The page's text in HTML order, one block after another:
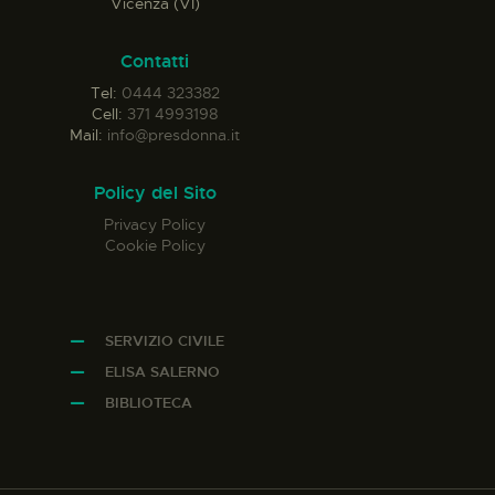
Contatti
Tel: 0444 323382
Cell: 371 4993198
Mail: info@presdonna.it
Policy del Sito
Privacy Policy
Cookie Policy
SERVIZIO CIVILE
ELISA SALERNO
BIBLIOTECA